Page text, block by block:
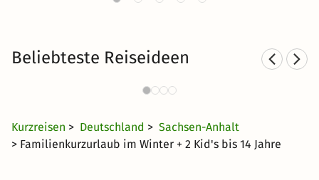
Beliebteste Reiseideen
Familienurlaub in
Kurzreisen > Deutschland > Sachsen-Anhalt
> Familienkurzurlaub im Winter + 2 Kid's bis 14 Jahre